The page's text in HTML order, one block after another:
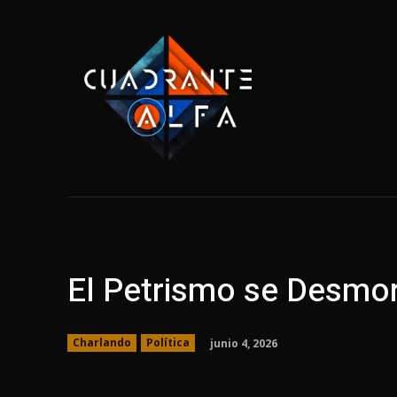
El Petrismo se
Charlando Política junio 4, 2026